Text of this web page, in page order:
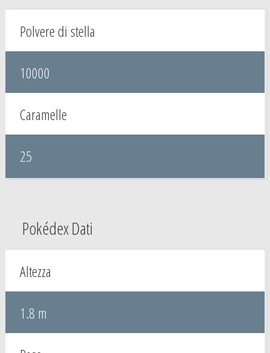
Polvere di stella
10000
Caramelle
25
Pokédex Dati
Altezza
1.8 m